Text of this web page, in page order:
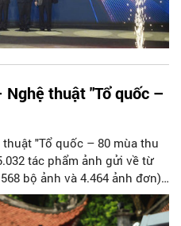
thuật "Tổ quốc –
"Tổ quốc – 80 mùa thu
tác phẩm ảnh gửi về từ
bộ ảnh và 4.464 ảnh đơn),
lịch sử và hơi thở cuộc sống